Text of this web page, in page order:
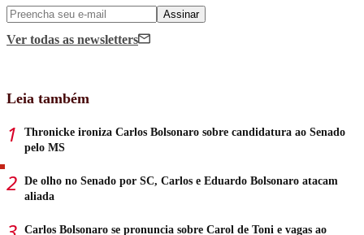
Assinar
Ver todas as newsletters
Leia também
Thronicke ironiza Carlos Bolsonaro sobre candidatura ao Senado
pelo MS
De olho no Senado por SC, Carlos e Eduardo Bolsonaro atacam
aliada
Carlos Bolsonaro se pronuncia sobre Carol de Toni e vagas ao